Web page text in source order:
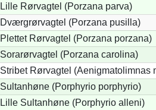
Lille Rørvagtel (Porzana parva)
Dværgrørvagtel (Porzana pusilla)
Plettet Rørvagtel (Porzana porzana)
Sorarørvagtel (Porzana carolina)
Stribet Rørvagtel (Aenigmatolimnas
Sultanhøne (Porphyrio porphyrio)
Lille Sultanhøne (Porphyrio alleni)